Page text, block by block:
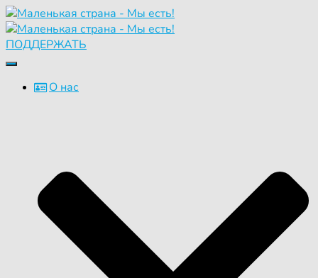
ПОДДЕРЖАТЬ
Переключить
навигациюО нас